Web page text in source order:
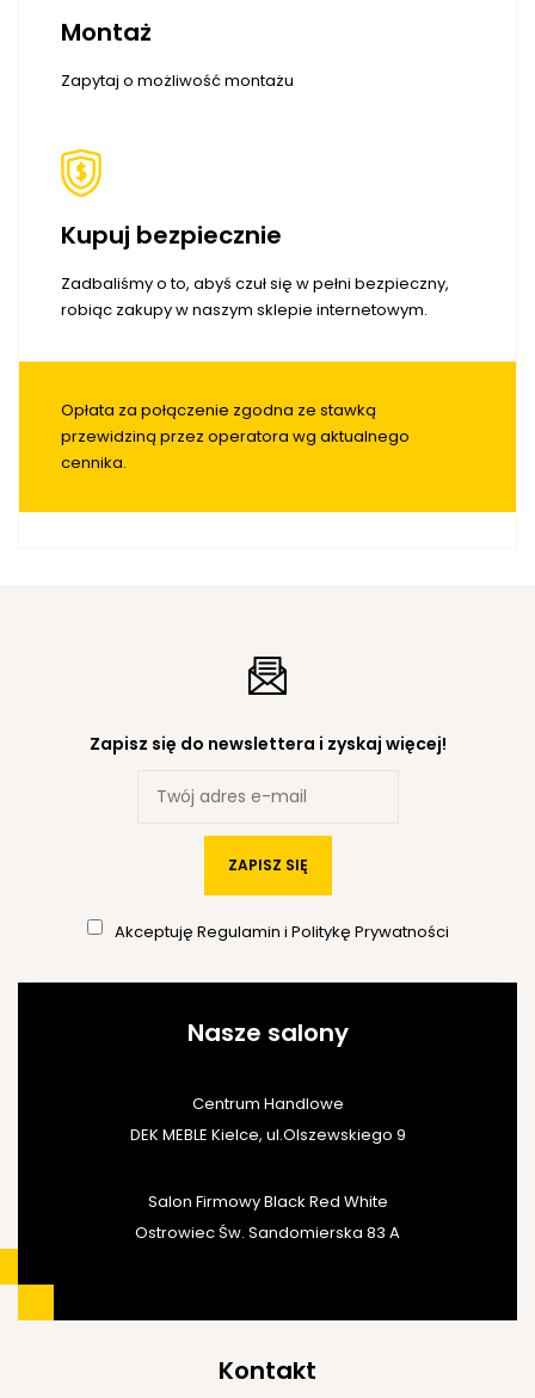
Montaż
Zapytaj o możliwość montażu
Kupuj bezpiecznie
Zadbaliśmy o to, abyś czuł się w pełni bezpieczny,
robiąc zakupy w naszym sklepie internetowym.
Opłata za połączenie zgodna ze stawką
przewidziną przez operatora wg aktualnego
cennika.
Zapisz się do newslettera i zyskaj więcej!
ZAPISZ SIĘ
Akceptuję Regulamin i Politykę Prywatności
Nasze salony
Centrum Handlowe
DEK MEBLE Kielce, ul.Olszewskiego 9
Salon Firmowy Black Red White
Ostrowiec Św. Sandomierska 83 A
Kontakt